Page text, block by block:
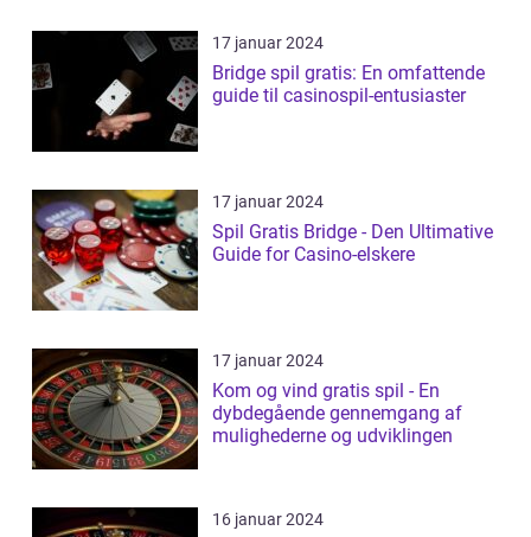
17 januar 2024
Bridge spil gratis: En omfattende
guide til casinospil-entusiaster
17 januar 2024
Spil Gratis Bridge - Den Ultimative
Guide for Casino-elskere
17 januar 2024
Kom og vind gratis spil - En
dybdegående gennemgang af
mulighederne og udviklingen
16 januar 2024